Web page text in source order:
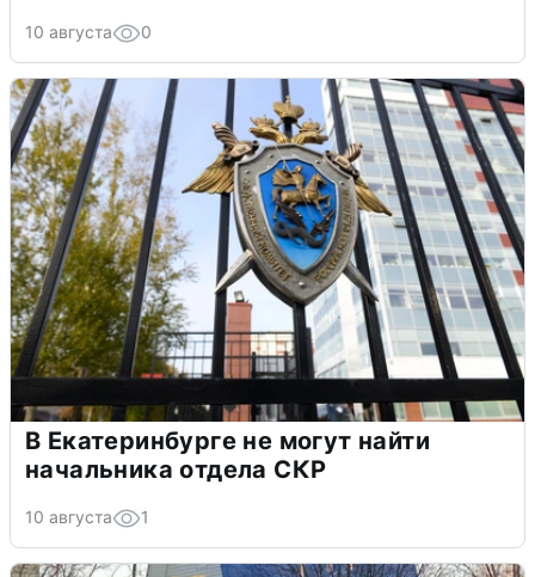
10 августа 0
В Екатеринбурге не могут найти
начальника отдела СКР
10 августа 1